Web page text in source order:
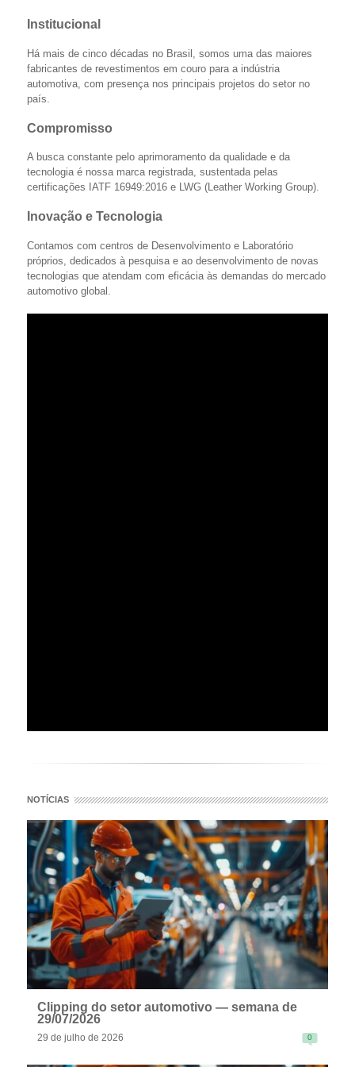
Institucional
Há mais de cinco décadas no Brasil, somos uma das maiores
fabricantes de revestimentos em couro para a indústria
automotiva, com presença nos principais projetos do setor no
país.
Compromisso
A busca constante pelo aprimoramento da qualidade e da
tecnologia é nossa marca registrada, sustentada pelas
certificações IATF 16949:2016 e LWG (Leather Working Group).
Inovação e Tecnologia
Contamos com centros de Desenvolvimento e Laboratório
próprios, dedicados à pesquisa e ao desenvolvimento de novas
tecnologias que atendam com eficácia às demandas do mercado
automotivo global.
NOTÍCIAS
Clipping do setor automotivo — semana de
29/07/2026
29 de julho de 2026 0